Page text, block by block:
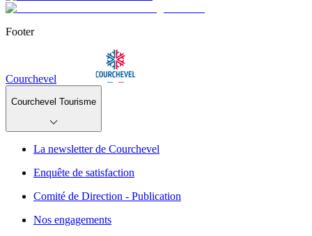
Footer
Courchevel
Courchevel Tourisme
La newsletter de Courchevel
Enquête de satisfaction
Comité de Direction - Publication
Nos engagements